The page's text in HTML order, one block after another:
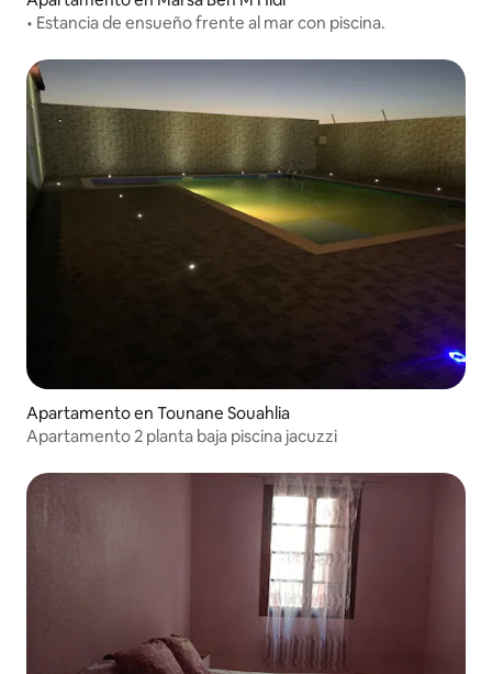
• Estancia de ensueño frente al mar con piscina.
Apartamento en Tounane Souahlia
Apartamento 2 planta baja piscina jacuzzi